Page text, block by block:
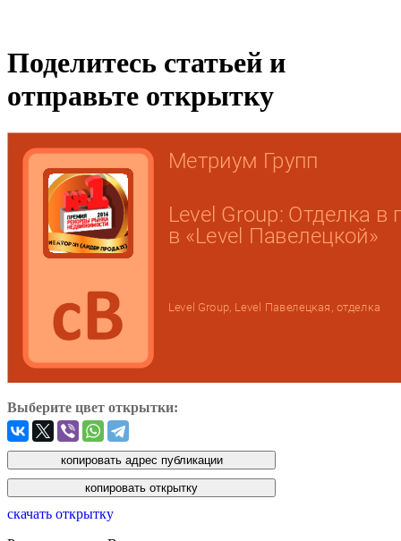
Поделитесь статьей и
отправьте открытку
Выберите цвет открытки:
скачать открытку